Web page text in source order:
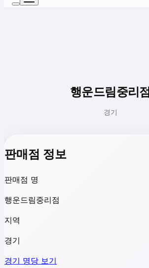
행운드림중리점
경기
판매점 정보
판매점 명
행운드림중리점
지역
경기
경기 명당 보기